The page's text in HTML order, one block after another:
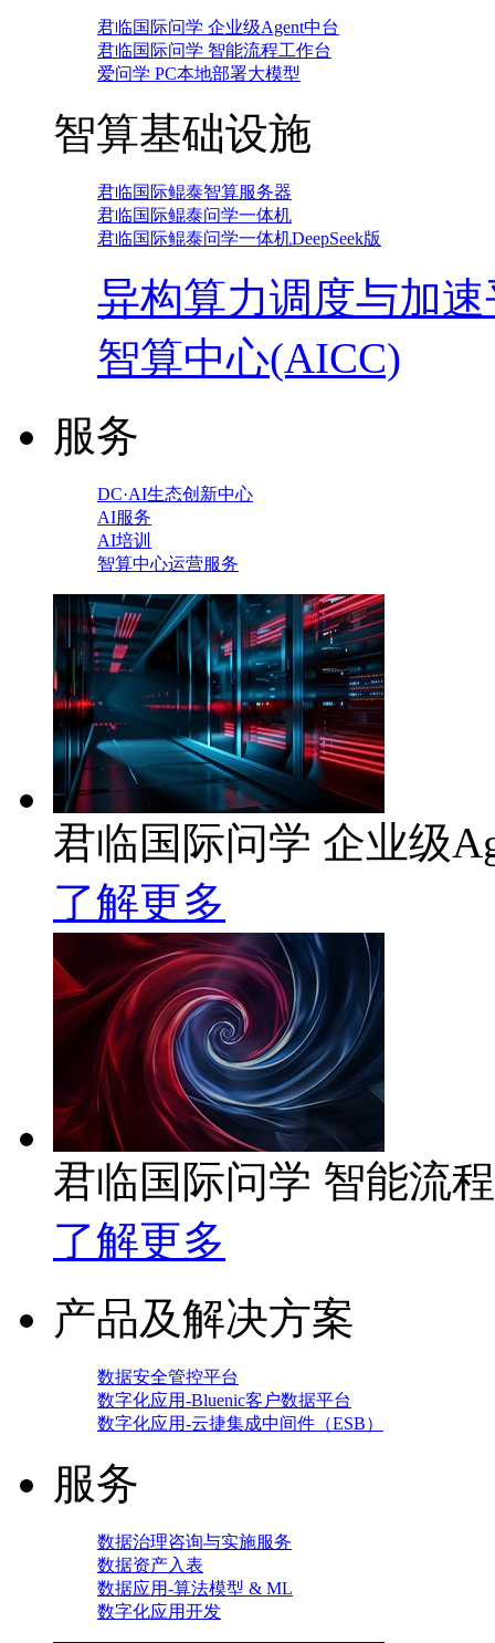
君临国际问学 企业级Agent中台
君临国际问学 智能流程工作台
爱问学 PC本地部署大模型
智算基础设施
君临国际鲲泰智算服务器
君临国际鲲泰问学一体机
君临国际鲲泰问学一体机DeepSeek版
异构算力调度与加
智算中心(AICC)
服务
DC·AI生态创新中心
AI服务
AI培训
智算中心运营服务
君临国际问学 企业级
了解更多
君临国际问学 智能流
了解更多
产品及解决方案
数据安全管控平台
数字化应用-Bluenic客户数据平台
数字化应用-云捷集成中间件（ESB）
服务
数据治理咨询与实施服务
数据资产入表
数据应用-算法模型 & ML
数字化应用开发